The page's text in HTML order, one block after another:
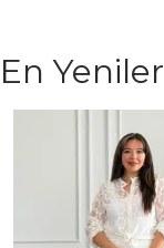
En Yeniler